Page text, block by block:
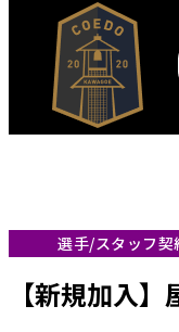
選手/スタッフ契
【新規加入